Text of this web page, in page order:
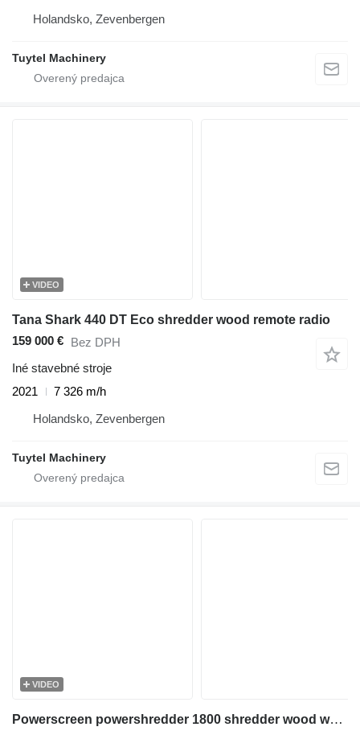
Holandsko, Zevenbergen
Tuytel Machinery
VIDEO
Tana Shark 440 DT Eco shredder wood remote radio
159 000 € Bez DPH
Iné stavebné stroje
2021
7 326 m/h
Holandsko, Zevenbergen
Tuytel Machinery
VIDEO
Powerscreen powershredder 1800 shredder wood waste magnet